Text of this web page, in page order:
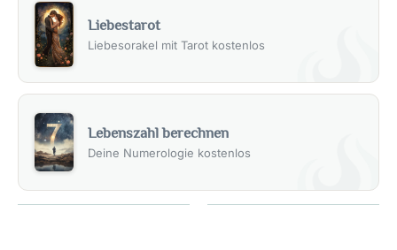
Liebestarot
Liebesorakel mit Tarot kostenlos
Lebenszahl berechnen
Deine Numerologie kostenlos